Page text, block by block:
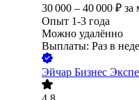
30 000 – 40 000 ₽ за
Опыт 1-3 года
Можно удалённо
Выплаты: Раз в
Эйчар Бизнес